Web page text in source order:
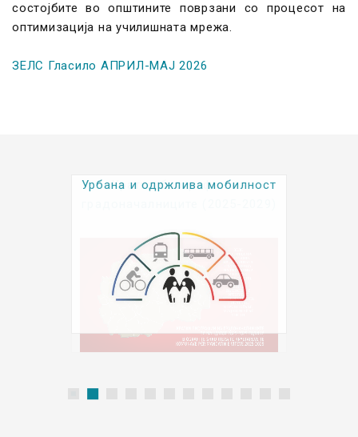
состојбите во општините поврзани со процесот на
оптимизација на училишната мрежа.
ЗЕЛС Гласило АПРИЛ-МАЈ 2026
Урбана и одржлива мобилност
Kратки биографии на